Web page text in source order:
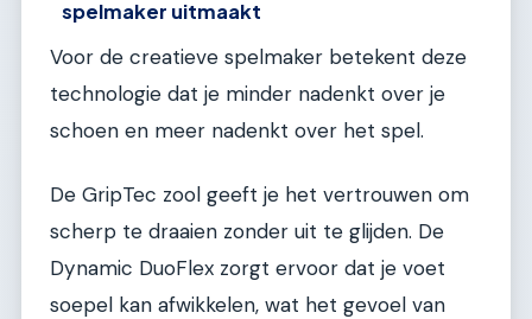
spelmaker uitmaakt
Voor de creatieve spelmaker betekent deze
technologie dat je minder nadenkt over je
schoen en meer nadenkt over het spel.
De GripTec zool geeft je het vertrouwen om
scherp te draaien zonder uit te glijden. De
Dynamic DuoFlex zorgt ervoor dat je voet
soepel kan afwikkelen, wat het gevoel van